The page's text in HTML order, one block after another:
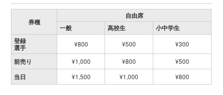
券種
自由席
一般
高校生
小中学生
登録
選手 ¥800 ¥500 ¥300
前売り ¥1,000 ¥800 ¥500
当日 ¥1,500 ¥1,000 ¥800